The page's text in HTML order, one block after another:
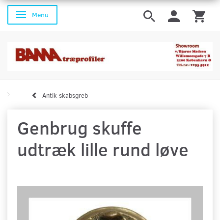
Skifte navigation
Menu
Antik skabsgreb
Genbrug skuffe
udtræk lille rund løve